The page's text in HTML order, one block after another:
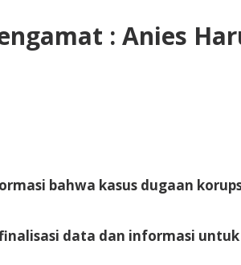
: Anies
bahwa kasus dugaan
data dan informasi